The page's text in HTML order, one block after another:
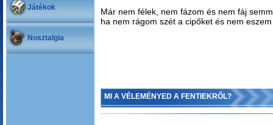
Játékok
Nosztalgia
Már nem félek, nem fázom és nem fáj
ha nem rágom szét a cipőket és nem
MI A VÉLEMÉNYED A FENTIEKRŐL?